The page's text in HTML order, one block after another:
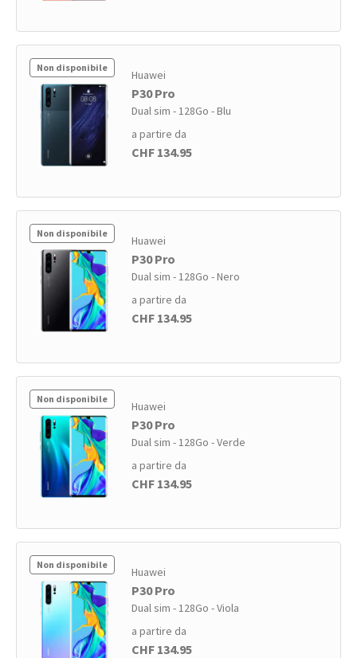
Non disponibile Huawei
P30 Pro
Dual sim - 128Go - Blu
a partire da
CHF 134.95
Non disponibile Huawei
P30 Pro
Dual sim - 128Go - Nero
a partire da
CHF 134.95
Non disponibile Huawei
P30 Pro
Dual sim - 128Go - Verde
a partire da
CHF 134.95
Non disponibile Huawei
P30 Pro
Dual sim - 128Go - Viola
a partire da
CHF 134.95